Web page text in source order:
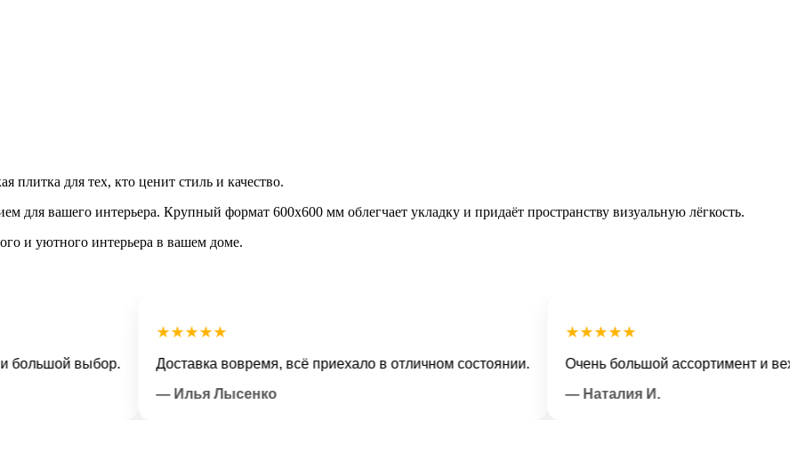
для тех, кто ценит стиль и качество.
для вашего интерьера. Крупный формат 600х600 мм облегчает укладку и придаёт пространству визуальную лёгкость.
и уютного интерьера в вашем доме.
выбор.
★★★★★
Доставка вовремя, всё приехало в отличном состоянии.
— Илья Лысенко
★★★★★
Очень большой ассортимент и
— Наталия И.